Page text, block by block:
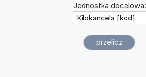
Jednostka docelowa: